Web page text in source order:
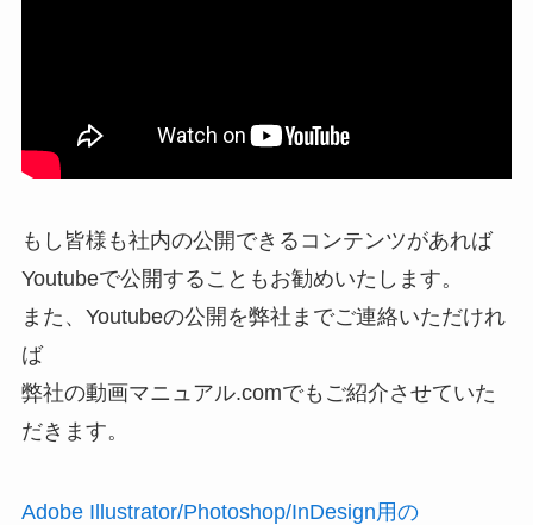
もし皆様も社内の公開できるコンテンツがあれば
Youtubeで公開することもお勧めいたします。
また、Youtubeの公開を弊社までご連絡いただけれ
ば
弊社の動画マニュアル.comでもご紹介させていた
だきます。
Adobe Illustrator/Photoshop/InDesign用の